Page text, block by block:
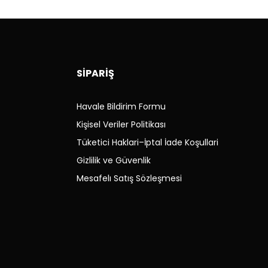
ücreti
tarafınıza
montaj veya kullanım izleri oluşmuş parçalar iade
olan ürünler iade alınmaz.
SİPARİŞ
Havale Bildirim Formu
Kişisel Veriler Politikası
Tüketici Haklari–İptal İade Koşullari
Gizlilik ve Güvenlik
Mesafelı Satış Sözleşmesi